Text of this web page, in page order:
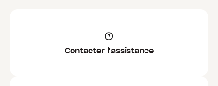
Contacter l'assistance